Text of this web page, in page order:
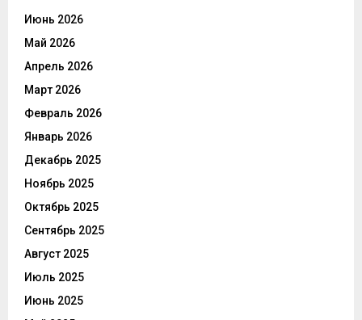
Июнь 2026
Май 2026
Апрель 2026
Март 2026
Февраль 2026
Январь 2026
Декабрь 2025
Ноябрь 2025
Октябрь 2025
Сентябрь 2025
Август 2025
Июль 2025
Июнь 2025